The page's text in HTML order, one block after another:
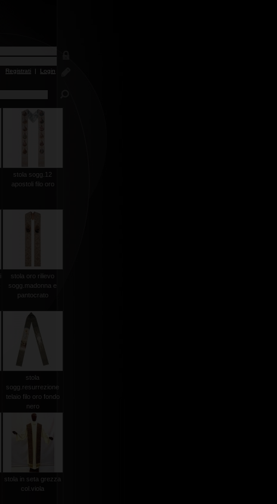
Registrati | Login
stola sogg.12
apostoli filo oro
stola oro rilievo
sogg.madonna e
pantocrato
stola
sogg.resurrezione
telaio filo oro fondo
nero
stola in seta grezza
col.viola